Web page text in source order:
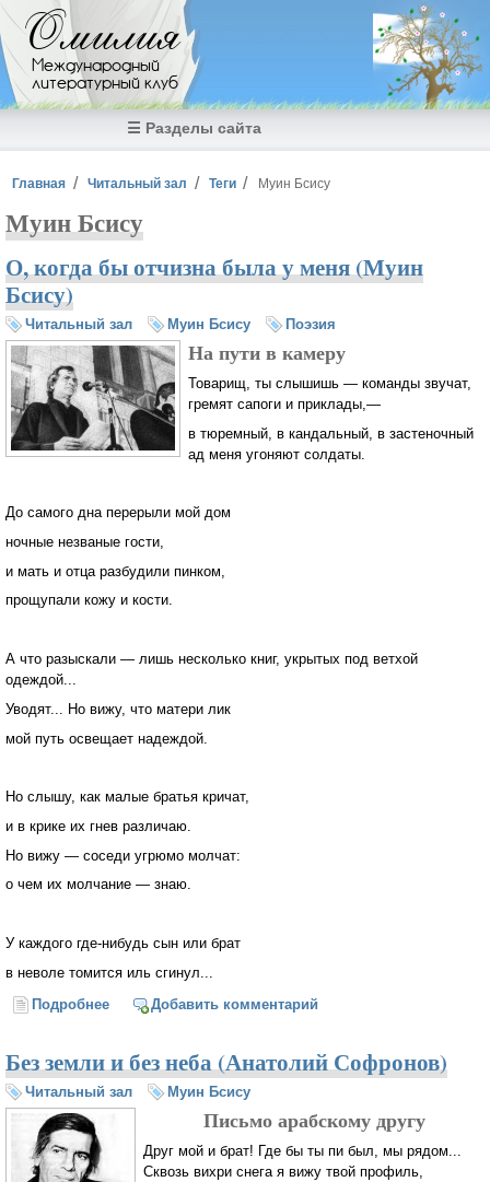
Перейти к основному содержанию
Омилия
Международный
литературный клуб
☰ Разделы сайта
Вы здесь
Главная Читальный зал Теги Муин Бсису
Муин Бсису
О, когда бы отчизна была у меня (Муин
Бсису)
Читальный зал Муин Бсису Поэзия
На пути в камеру
Товарищ, ты слышишь — команды звучат,
гремят сапоги и приклады,—
в тюремный, в кандальный, в застеночный
ад меня угоняют солдаты.
До самого дна перерыли мой дом
ночные незваные гости,
и мать и отца разбудили пинком,
прощупали кожу и кости.
А что разыскали — лишь несколько книг, укрытых под ветхой
одеждой...
Уводят... Но вижу, что матери лик
мой путь освещает надеждой.
Но слышу, как малые братья кричат,
и в крике их гнев различаю.
Но вижу — соседи угрюмо молчат:
о чем их молчание — знаю.
У каждого где-нибудь сын или брат
в неволе томится иль сгинул...
Подробнее о О, когда бы отчизна была у меня (Муин Бсису)
Добавить комментарий
Без земли и без неба (Анатолий Софронов)
Читальный зал Муин Бсису
Письмо арабскому другу
Друг мой и брат! Где бы ты пи был, мы рядом...
Сквозь вихри снега я вижу твой профиль,